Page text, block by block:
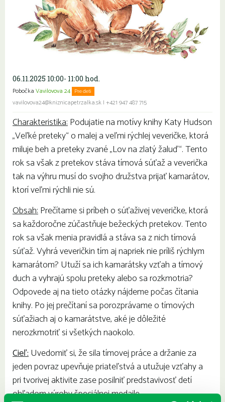
06.11.2025 10:00- 11:00 hod.
Pobočka Vavilovova 24 Pre deti
vavilovova24@kniznicapetrzalka.sk | +421 947 487 715
Charakteristika:Podujatie na motívy knihy Katy Hudson
„Veľké preteky“ o malej a veľmi rýchlej veveričke, ktorá
miluje beh a preteky zvané „Lov na zlatý žaluď“. Tento
rok sa však z pretekov stáva tímová súťaž a veverička
tak na výhru musí do svojho družstva prijať kamarátov,
ktorí veľmi rýchli nie sú.
Obsah:Prečítame si príbeh o súťaživej veveričke, ktorá
sa každoročne zúčastňuje bežeckých pretekov. Tento
rok sa však menia pravidlá a stáva sa z nich tímová
súťaž. Vyhrá veveričkin tím aj napriek nie príliš rýchlym
kamarátom? Utuží sa ich kamarátsky vzťah a tímový
duch a vyhrajú spolu preteky alebo sa rozkmotria?
Odpovede aj na tieto otázky nájdeme počas čítania
knihy. Po jej prečítaní sa porozprávame o tímových
súťažiach aj o kamarátstve, aké je dôležité
nerozkmotriť si všetkých naokolo.
Cieľ:Uvedomiť si, že sila tímovej práce a držanie za
jeden povraz upevňuje priateľstvá a utužuje vzťahy a
pri tvorivej aktivite zase posilniť predstavivosť detí
ohľadom výroby špeciálnej medaile.